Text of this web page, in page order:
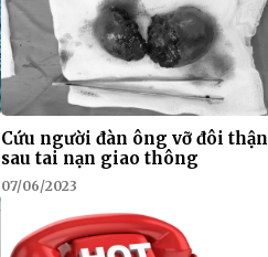
Cứu người đàn ông vỡ đôi thận
sau tai nạn giao thông
07/06/2023